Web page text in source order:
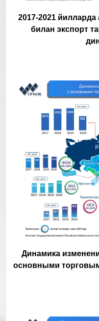
2017-2021
билан экспорт
Динамика
основными